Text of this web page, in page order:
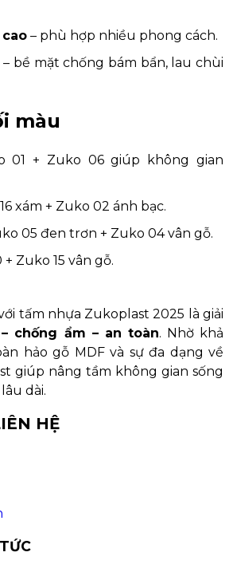
– phù hợp nhiều phong cách.
– bề mặt chống bám bẩn, lau chùi
màu
01 + Zuko 06 giúp không gian
xám + Zuko 02 ánh bạc.
05 đen trơn + Zuko 04 vân gỗ.
+ Zuko 15 vân gỗ.
tấm nhựa Zukoplast 2025 là giải
chống ẩm – an toàn. Nhờ khả
hảo gỗ MDF và sự đa dạng về
giúp nâng tầm không gian sống
dài.
HỆ